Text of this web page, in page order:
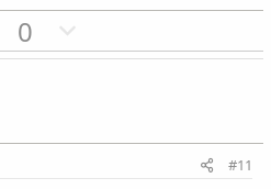
П
о
т
0
е
т
#11